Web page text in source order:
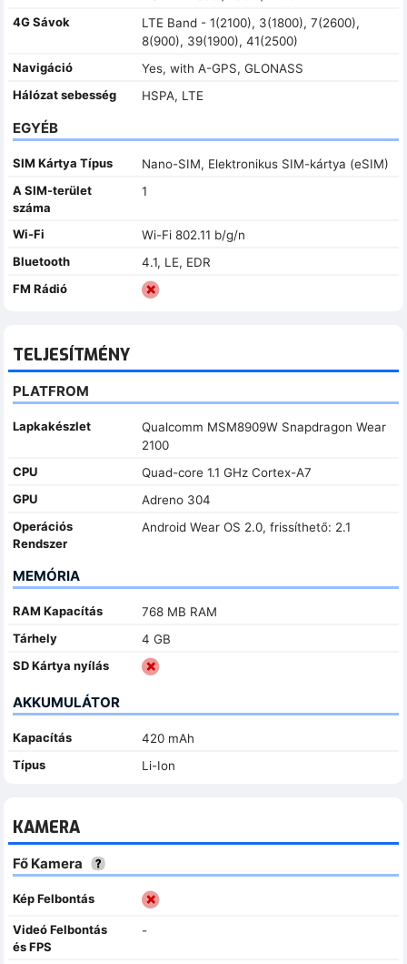
4G Sávok
LTE Band - 1(2100), 3(1800), 7(2600),
8(900), 39(1900), 41(2500)
Navigáció
Yes, with A-GPS, GLONASS
Hálózat sebesség
HSPA, LTE
EGYÉB
SIM Kártya Típus
Nano-SIM, Elektronikus SIM-kártya (eSIM)
A SIM-terület
száma
1
Wi-Fi
Wi-Fi 802.11 b/g/n
Bluetooth
4.1, LE, EDR
FM Rádió
TELJESÍTMÉNY
PLATFROM
Lapkakészlet
Qualcomm MSM8909W Snapdragon Wear
2100
CPU
Quad-core 1.1 GHz Cortex-A7
GPU
Adreno 304
Operációs
Rendszer
Android Wear OS 2.0, frissíthető: 2.1
MEMÓRIA
RAM Kapacítás
768 MB RAM
Tárhely
4 GB
SD Kártya nyílás
AKKUMULÁTOR
Kapacítás
420 mAh
Típus
Li-Ion
KAMERA
Fő Kamera
Kép Felbontás
Videó Felbontás
és FPS
-